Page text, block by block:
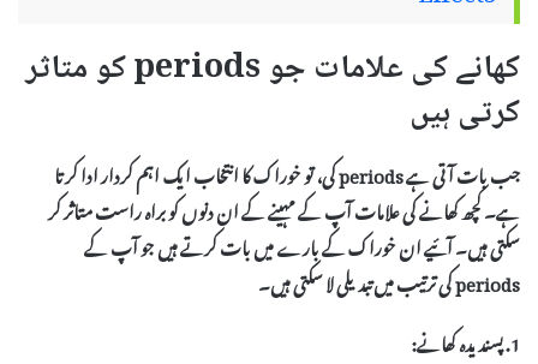
کھانے کی علامات جو periods کو متاثر
کرتی ہیں
جب بات آتی ہے periods کی، تو خوراک کا انتخاب ایک اہم کردار ادا کرتا
ہے۔ کچھ کھانے کی علامات آپ کے مہینے کے ان دنوں کو براہ راست متاثر کر
سکتی ہیں۔ آئیے ان خوراک کے بارے میں بات کرتے ہیں جو آپ کے
periods کی ترتیب میں تبدیلی لا سکتی ہیں۔
1. پسندیدہ کھانے: